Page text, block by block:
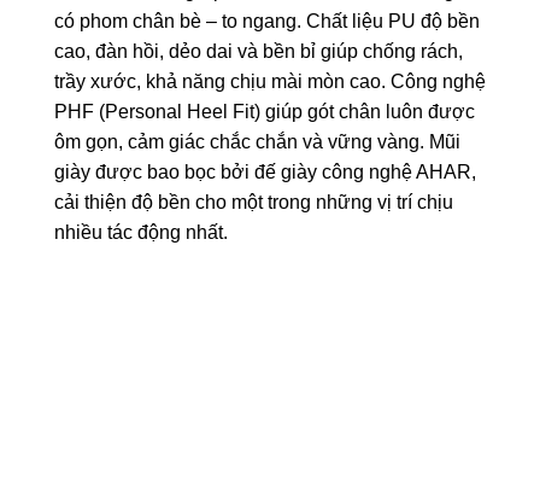
có phom chân bè – to ngang. Chất liệu PU độ bền
cao, đàn hồi, dẻo dai và bền bỉ giúp chống rách,
trầy xước, khả năng chịu mài mòn cao. Công nghệ
PHF (Personal Heel Fit) giúp gót chân luôn được
ôm gọn, cảm giác chắc chắn và vững vàng. Mũi
giày được bao bọc bởi đế giày công nghệ AHAR,
cải thiện độ bền cho một trong những vị trí chịu
nhiều tác động nhất.